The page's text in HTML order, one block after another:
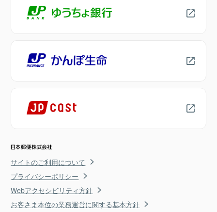
サイトのご利用について
プライバシーポリシー
Webアクセシビリティ方針
お客さま本位の業務運営に関する基本方針